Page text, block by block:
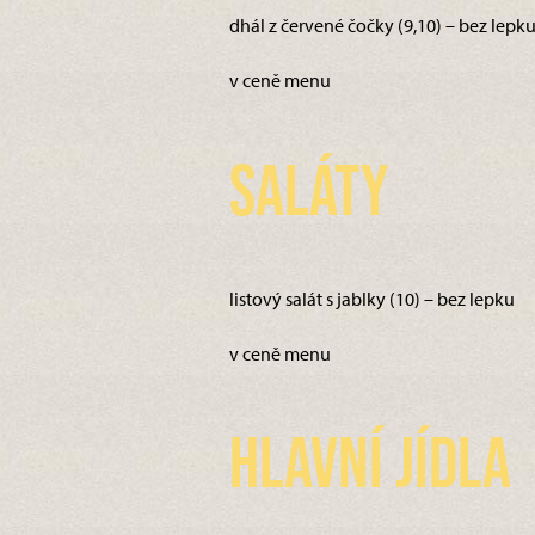
dhál z červené čočky (9,10) – bez lepku
v ceně menu
Saláty
listový salát s jablky (10) – bez lepku
v ceně menu
Hlavní jídla